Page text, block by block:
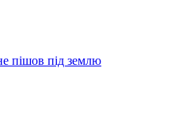
пішов під землю